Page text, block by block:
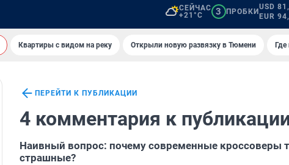
СЕЙЧАС
+21°C
3 ПРОБКИ
USD
EUR
Квартиры с видом на реку Открыли новую развязку в Тюмени
ПЕРЕЙТИ К ПУБЛИКАЦИИ
4 комментария к
Наивный вопрос: почему современные кроссоверы
страшные?